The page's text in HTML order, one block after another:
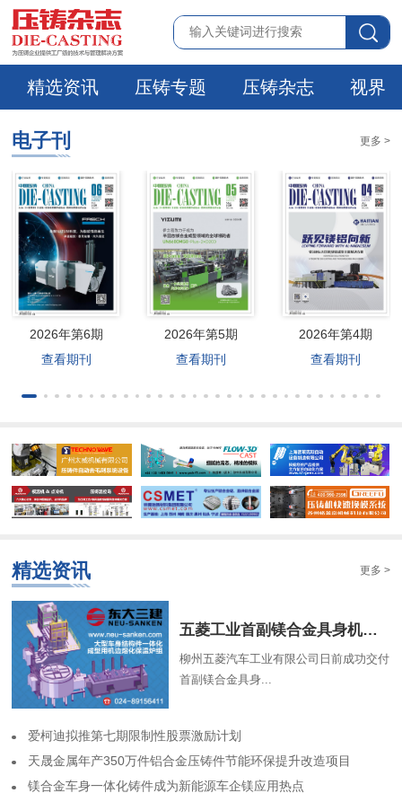
精选资讯 压铸专题 压铸杂志 视界
电子刊 更多 >
2026年第6期
查看期刊
2026年第5期
查看期刊
2026年第4期
查看期刊
精选资讯 更多 >
​五菱工业首副镁合金具身机器人骨架成功交付
柳州五菱汽车工业有限公司日前成功交付
首副镁合金具身...
​爱柯迪拟推第七期限制性股票激励计划
​天晟金属年产350万件铝合金压铸件节能环保提升改造项目
​镁合金车身一体化铸件成为新能源车企镁应用热点